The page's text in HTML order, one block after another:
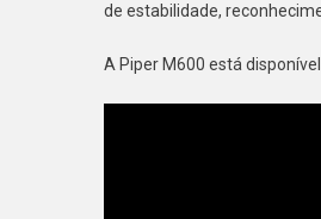
de estabilidade,
A Piper M600 está